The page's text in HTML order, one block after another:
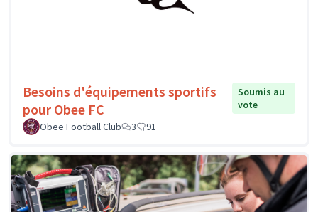
Besoins d'équipements sportifs
pour Obee FC
Soumis au
vote
Obee Football Club
3 91